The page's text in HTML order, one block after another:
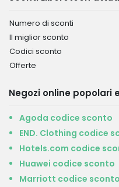
Numero di sconti
Il miglior sconto
Codici sconto
Offerte
Negozi online popolari
Agoda codice sconto
END. Clothing codice
Hotels.com codice
Huawei codice sconto
Marriott codice sconto